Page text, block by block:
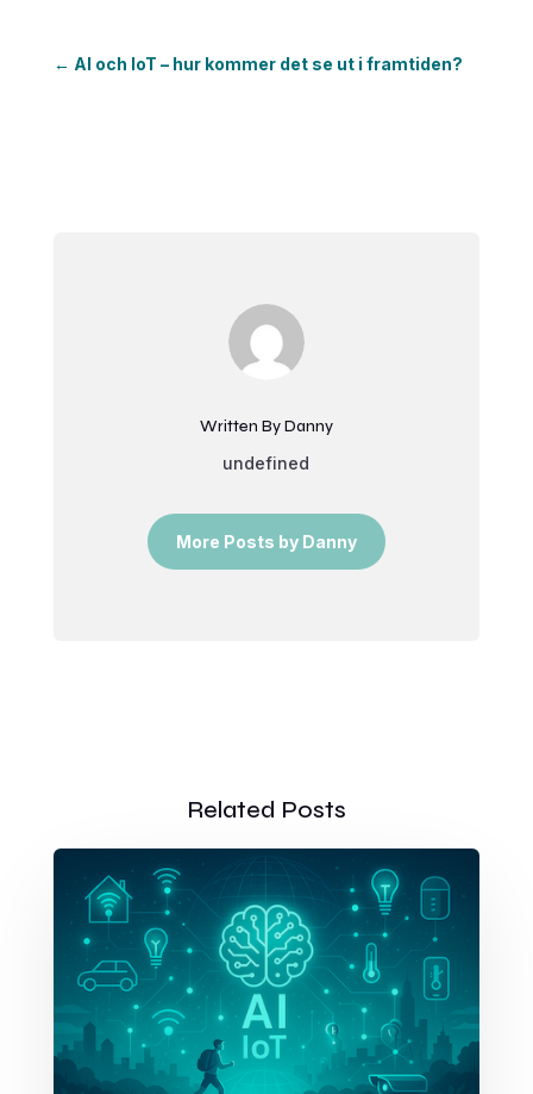
← AI och IoT – hur kommer det se ut i framtiden?
Written By Danny
undefined
More Posts by Danny
Related Posts